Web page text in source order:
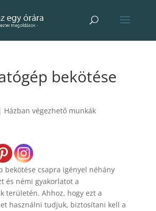
bekötése
| Házban végezhető munkák
bekötése csapra igényel néhány
és némi gyakorlatot a
területén. Ahhoz, hogy ezt a
használni tudjuk, biztosítani kell a